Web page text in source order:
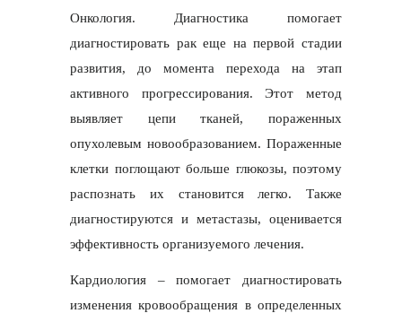
Онкология. Диагностика помогает
диагностировать рак еще на первой стадии
развития, до момента перехода на этап
активного прогрессирования. Этот метод
выявляет цепи тканей, пораженных
опухолевым новообразованием. Пораженные
клетки поглощают больше глюкозы, поэтому
распознать их становится легко. Также
диагностируются и метастазы, оценивается
эффективность организуемого лечения.
Кардиология – помогает диагностировать
изменения кровообращения в определенных